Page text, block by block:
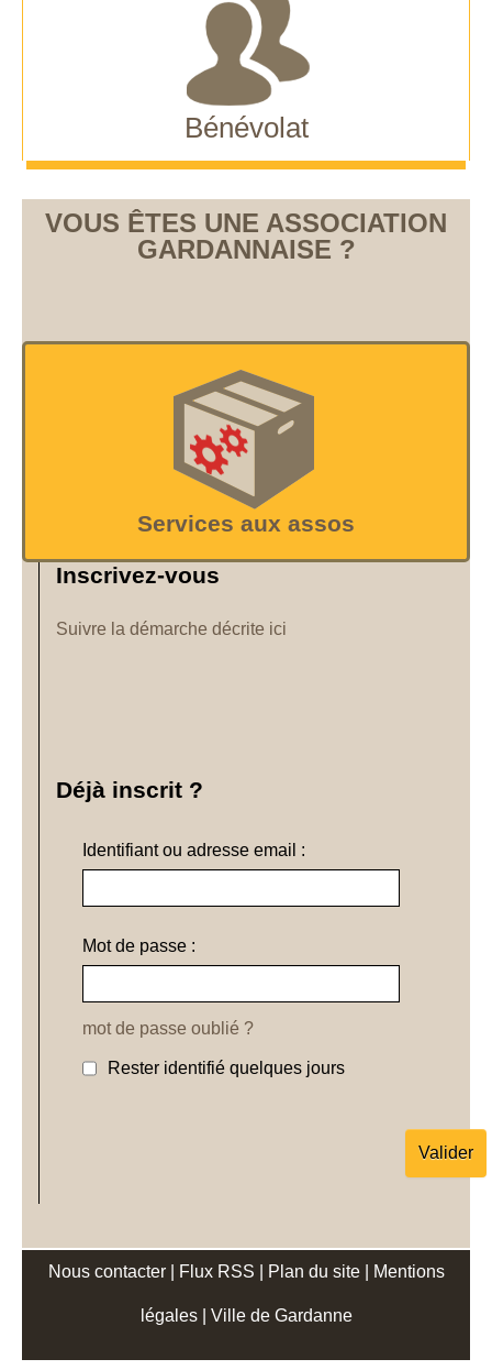
Bénévolat
VOUS ÊTES UNE ASSOCIATION
GARDANNAISE ?
Services aux assos
Inscrivez-vous
Suivre la démarche décrite ici
Déjà inscrit ?
Identifiant ou adresse email :
Mot de passe :
mot de passe oublié ?
Rester identifié quelques jours
Nous contacter Flux RSS Plan du site Mentions
légales Ville de Gardanne